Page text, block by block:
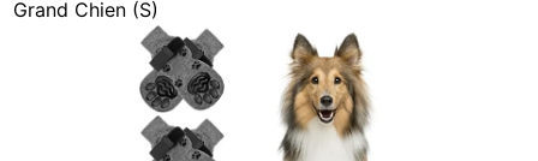
Grand Chien (S)